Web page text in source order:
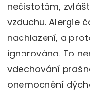
nečistotám,
vzduchu. Alergie
nachlazení, a
ignorována. To
vdechování
onemocnění